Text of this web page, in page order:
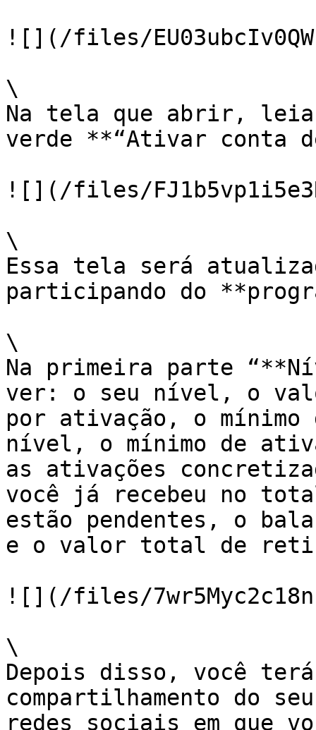
![](/files/
\
Na tela que abrir,
verde **“Ativar conta
![](/files/
\
Essa tela será
participando do
\
Na primeira parte
ver: o seu nível, o
por ativação, o mínimo
nível, o mínimo de
as ativações
você já recebeu no
estão pendentes, o
e o valor total de
![](/files/
\
Depois disso, você
compartilhamento do
redes sociais em que